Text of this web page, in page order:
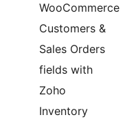
WooCommerce
Customers &
Sales Orders
fields with
Zoho
Inventory